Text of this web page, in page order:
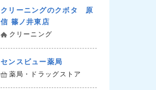
クリーニングのクボタ 原
信 篠ノ井東店
クリーニング
センスビュー薬局
薬局・ドラッグストア